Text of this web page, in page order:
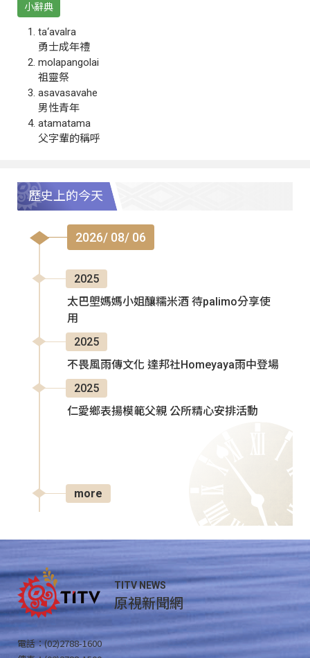
小辭典
ta‘avalra
勇士成年禮
molapangolai
祖靈祭
asavasavahe
男性青年
atamatama
父字輩的稱呼
歷史上的今天
2026/ 08/ 06
2025
太巴塱媽媽小姐釀糯米酒 待palimo分享使
用
2025
不畏風雨傳文化 達邦社Homeyaya雨中登場
2025
仁愛鄉表揚模範父親 公所精心安排活動
more
TITV NEWS
原視新聞網
電話：(02)2788-1600